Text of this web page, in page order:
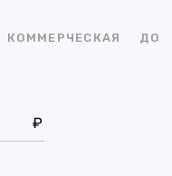
КОММЕРЧЕСКАЯ ДОМ
₽